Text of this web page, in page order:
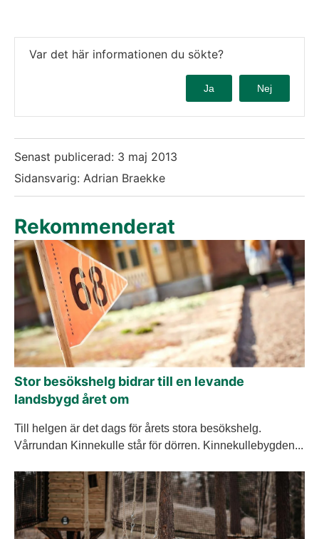
Var det här informationen du sökte?
Ja Nej
Senast publicerad: 3 maj 2013
Sidansvarig: Adrian Braekke
Rekommenderat
Stor besökshelg bidrar till en levande
landsbygd året om
Till helgen är det dags för årets stora besökshelg.
Vårrundan Kinnekulle står för dörren. Kinnekullebygden...